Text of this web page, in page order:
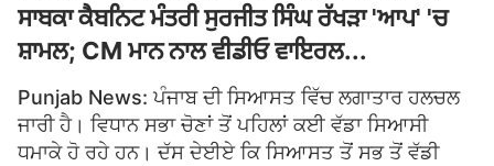
ਸਾਬਕਾ ਕੈਬਨਿਟ ਮੰਤਰੀ ਸੁਰਜੀਤ ਸਿੰਘ ਰੱਖੜਾ 'ਆਪ' 'ਚ
ਸ਼ਾਮਲ; CM ਮਾਨ ਨਾਲ ਵੀਡੀਓ ਵਾਇਰਲ...
Punjab News: ਪੰਜਾਬ ਦੀ ਸਿਆਸਤ ਵਿੱਚ ਲਗਾਤਾਰ ਹਲਚਲ
ਜਾਰੀ ਹੈ। ਵਿਧਾਨ ਸਭਾ ਚੋਣਾਂ ਤੋਂ ਪਹਿਲਾਂ ਕਈ ਵੱਡਾ ਸਿਆਸੀ
ਧਮਾਕੇ ਹੋ ਰਹੇ ਹਨ। ਦੱਸ ਦੇਈਏ ਕਿ ਸਿਆਸਤ ਤੋਂ ਸਭ ਤੋਂ ਵੱਡੀ